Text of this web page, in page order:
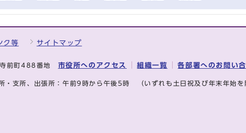
ク等 サイトマップ
寺前町488番地 市役所へのアクセス 組織一覧 各部署へのお問い
・支所、出張所：午前9時から午後5時 （いずれも土日祝及び年末年始を